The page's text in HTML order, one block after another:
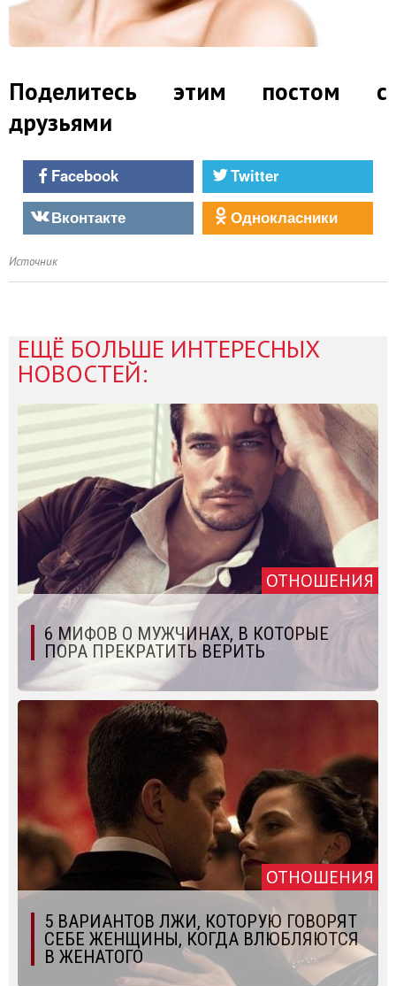
Поделитесь этим постом с
друзьями
Facebook
Twitter
Вконтакте
Однокласники
Источник
ЕЩЁ БОЛЬШЕ ИНТЕРЕСНЫХ
НОВОСТЕЙ:
ОТНОШЕНИЯ
6 МИФОВ О МУЖЧИНАХ, В КОТОРЫЕ
ПОРА ПРЕКРАТИТЬ ВЕРИТЬ
ОТНОШЕНИЯ
5 ВАРИАНТОВ ЛЖИ, КОТОРУЮ ГОВОРЯТ
СЕБЕ ЖЕНЩИНЫ, КОГДА ВЛЮБЛЯЮТСЯ
В ЖЕНАТОГО